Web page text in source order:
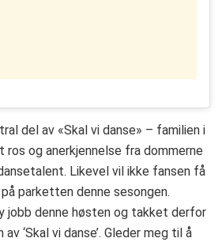
del av «Skal vi danse» – familien i
og anerkjennelse fra dommerne
Likevel vil ikke fansen få
parketten denne sesongen.
jobb denne høsten og takket derfor
‘Skal vi danse’. Gleder meg til å